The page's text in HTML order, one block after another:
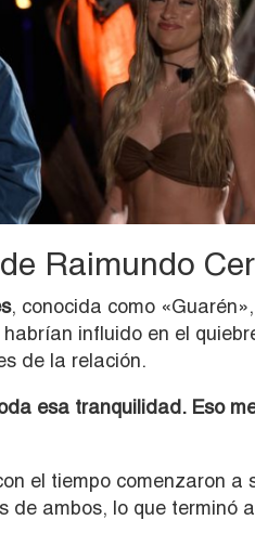
Raimundo
, conocida como
influido en el
de la relación.
esa tranquilidad. Eso
el tiempo comenzaron a
de ambos, lo que terminó